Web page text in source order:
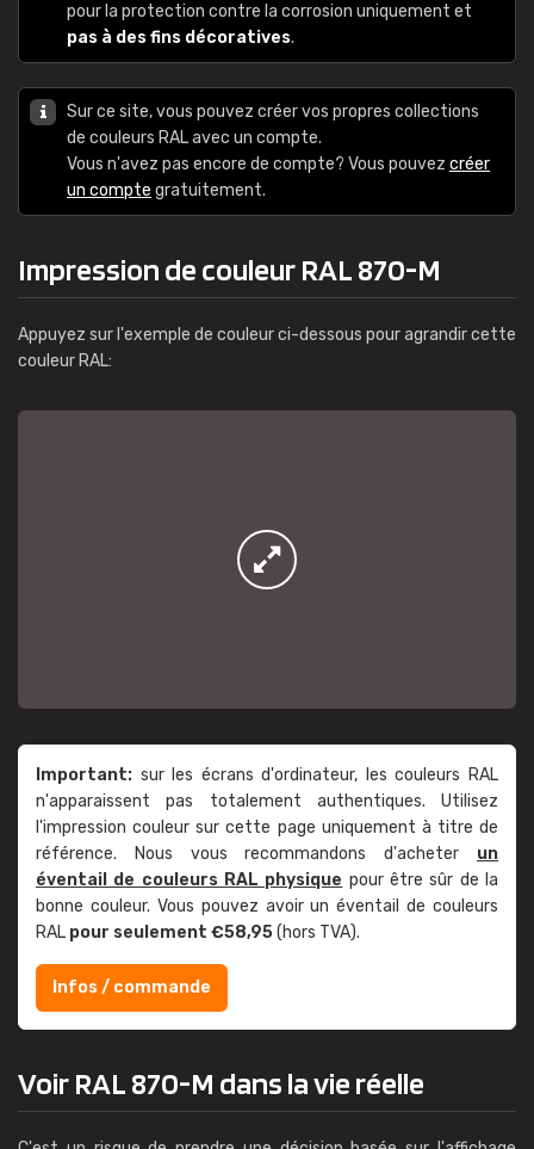
pour la protection contre la corrosion uniquement et
pas à des fins décoratives.
Sur ce site, vous pouvez créer vos propres collections
de couleurs RAL avec un compte.
Vous n'avez pas encore de compte? Vous pouvez créer
un compte gratuitement.
Impression de couleur RAL 870-M
Appuyez sur l'exemple de couleur ci-dessous pour agrandir cette
couleur RAL:
Important: sur les écrans d'ordinateur, les couleurs RAL
n'apparaissent pas totalement authentiques. Utilisez
l'impression couleur sur cette page uniquement à titre de
référence. Nous vous recommandons d'acheter un
éventail de couleurs RAL physique pour être sûr de la
bonne couleur. Vous pouvez avoir un éventail de couleurs
RAL pour seulement €58,95(hors TVA).
Infos / commande
Voir RAL 870-M dans la vie réelle